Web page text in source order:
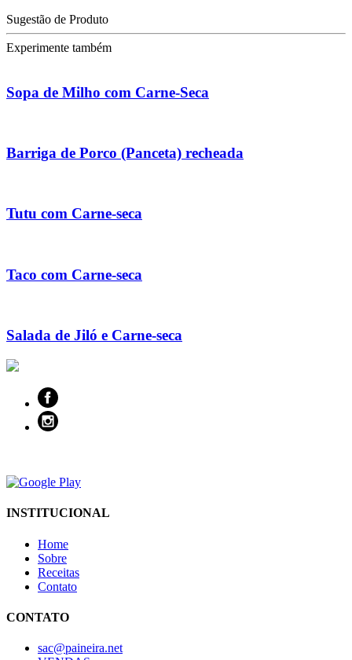
Sugestão de Produto
Experimente também
Sopa de Milho com Carne-Seca
Barriga de Porco (Panceta) recheada
Tutu com Carne-seca
Taco com Carne-seca
Salada de Jiló e Carne-seca
INSTITUCIONAL
Home
Sobre
Receitas
Contato
CONTATO
sac@paineira.net